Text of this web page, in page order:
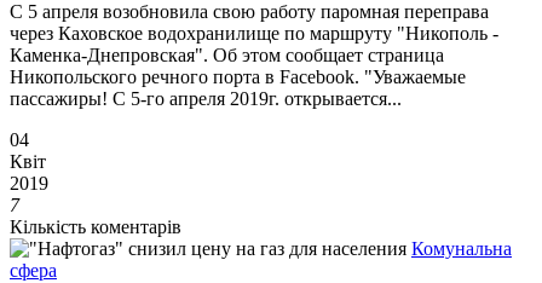
С 5 апреля возобновила свою работу паромная переправа
через Каховское водохранилище по маршруту "Никополь -
Каменка-Днепровская". Об этом сообщает страница
Никопольского речного порта в Facebook. "Уважаемые
пассажиры! С 5-го апреля 2019г. открывается...
04
Квіт
2019
7
Кількість коментарів
Комунальна
сфера